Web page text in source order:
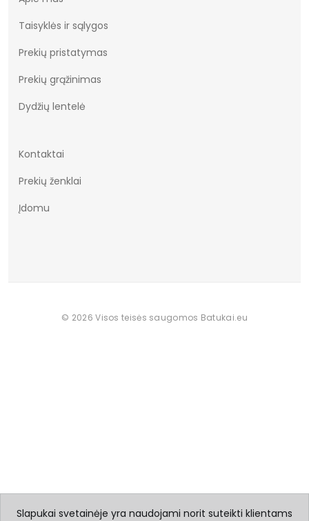
Medžiaga
Platforma
Spalva
Taisyklės ir sąlygos
Prekių pristatymas
Prekių grąžinimas
Dydžių lentelė
Kontaktai
Prekių ženklai
Įdomu
© 2026 Visos teisės saugomos Batukai.eu
Slapukai svetainėje yra naudojami norit suteikti klientams